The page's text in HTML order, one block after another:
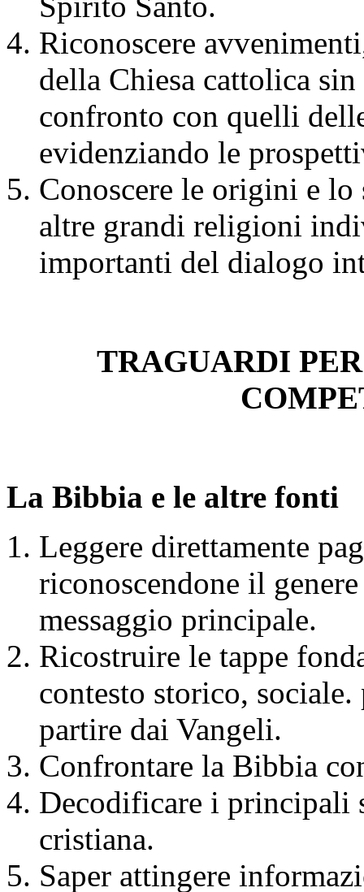
Riconoscere
della Chiesa cattolica
confronto con quelli
evidenziando le
Conoscere le origini e
altre grandi religioni
importanti del dialogo
TRAGUARDI
La Bibbia e le altre fonti
Leggere direttamente
riconoscendone il
messaggio principale.
Ricostruire le tappe
contesto storico,
partire dai Vangeli.
Confrontare la Bibbia
Decodificare i principali
cristiana.
Saper attingere